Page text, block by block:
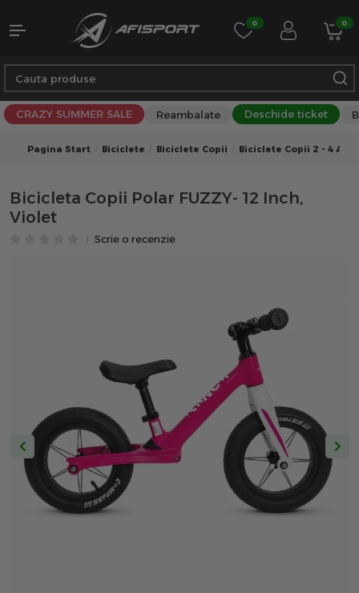
0 0
CRAZY SUMMER SALE Reambalate Deschide ticket
Pagina Start Biciclete Biciclete Copii Biciclete Copii 2 - 4 Ani
Bicicleta Copii Polar FUZZY- 12 Inch,
Violet
Scrie o recenzie